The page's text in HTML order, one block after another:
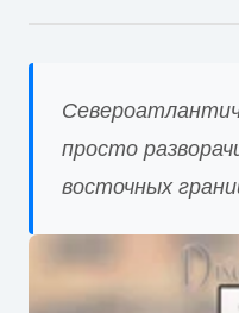
просто
восточных